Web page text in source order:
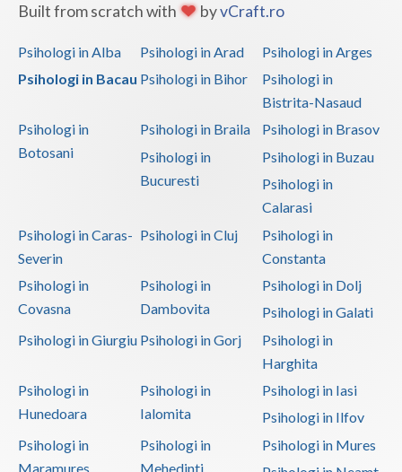
Built from scratch with byvCraft.ro
Psihologi in Alba Psihologi in Arad
Psihologi in Arges
Psihologi in Bacau Psihologi in Bihor
Psihologi in
Bistrita-Nasaud
Psihologi in
Botosani
Psihologi in Braila
Psihologi in Brasov
Psihologi in
Bucuresti
Psihologi in Buzau
Psihologi in
Calarasi
Psihologi in Caras-
Severin
Psihologi in Cluj
Psihologi in
Constanta
Psihologi in
Covasna
Psihologi in
Dambovita
Psihologi in Dolj
Psihologi in Galati
Psihologi in Giurgiu Psihologi in Gorj
Psihologi in
Harghita
Psihologi in
Hunedoara
Psihologi in
Ialomita
Psihologi in Iasi
Psihologi in Ilfov
Psihologi in
Maramures
Psihologi in
Mehedinti
Psihologi in Mures